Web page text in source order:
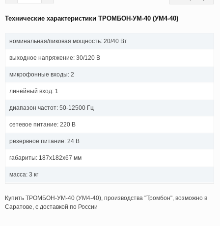
Технические характеристики ТРОМБОН-УМ-40 (УМ4-40)
номинальная/пиковая мощность: 20/40 Вт
выходное напряжение: 30/120 В
микрофонные входы: 2
линейный вход: 1
диапазон частот: 50-12500 Гц
сетевое питание: 220 В
резервное питание: 24 В
габариты: 187x182x67 мм
масса: 3 кг
Купить ТРОМБОН-УМ-40 (УМ4-40), производства "Тромбон", возможно в
Саратове, с доставкой по России